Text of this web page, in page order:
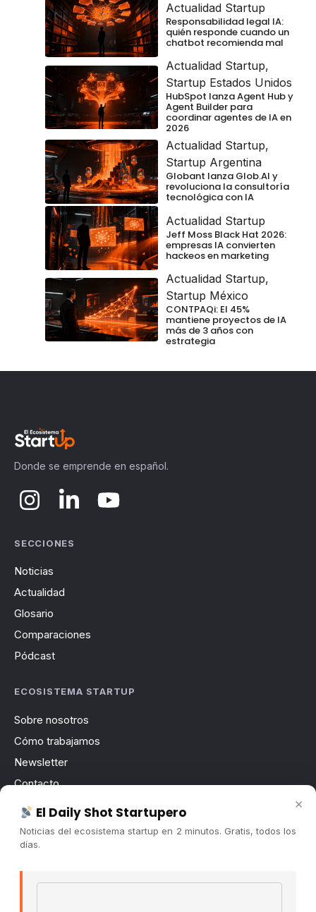
Actualidad Startup
Responsabilidad legal IA:
quién responde cuando un
chatbot recomienda mal
Actualidad Startup,
Startup Estados Unidos
HubSpot lanza Agent Hub y
Agent Builder para
coordinar agentes de IA en
2026
Actualidad Startup,
Startup Argentina
Globant lanza Glob.AI y
revoluciona la consultoría
tecnológica con IA
Actualidad Startup
Jeff Moss Black Hat 2026:
empresas IA convierten
hackeos en marketing
Actualidad Startup,
Startup México
CONTPAQi: El 45%
mantiene proyectos de IA
más de 3 años con
estrategia
Donde se emprende en español.
SECCIONES
Noticias
Actualidad
Glosario
Comparaciones
Pódcast
ECOSISTEMA STARTUP
Sobre nosotros
Cómo trabajamos
Newsletter
Contacto
Publicidad
Convocatorias
×
El Daily Shot Startupero
Noticias del ecosistema startup en 2 minutos. Gratis, todos los
días.